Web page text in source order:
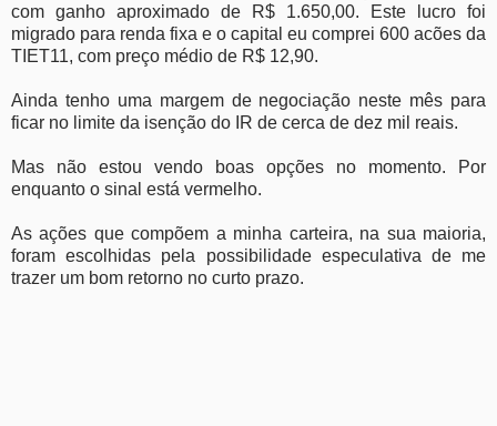
com ganho aproximado de R$ 1.650,00. Este lucro foi
migrado para renda fixa e o capital eu comprei 600 acões da
TIET11, com preço médio de R$ 12,90.
Ainda tenho uma margem de negociação neste mês para
ficar no limite da isenção do IR de cerca de dez mil reais.
Mas não estou vendo boas opções no momento. Por
enquanto o sinal está vermelho.
As ações que compõem a minha carteira, na sua maioria,
foram escolhidas pela possibilidade especulativa de me
trazer um bom retorno no curto prazo.